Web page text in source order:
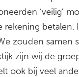
‘veilig’
rekening betalen.
zouden samen
zijn wij de
ook bij veel